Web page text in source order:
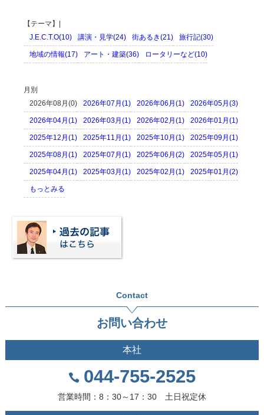
【テーマ】|
J.E.C.T.O(10)
講演・見学(24) 街あるき(21) 旅行記(30)
地域の情報(17) アート・建築(36) ロータリーなど(10)
月別
2026年08月(0)
2026年07月(1) 2026年06月(1) 2026年05月(3)
2026年04月(1) 2026年03月(1) 2026年02月(1) 2026年01月(1)
2025年12月(1) 2025年11月(1) 2025年10月(1) 2025年09月(1)
2025年08月(1) 2025年07月(1) 2025年06月(2) 2025年05月(1)
2025年04月(1) 2025年03月(1) 2025年02月(1) 2025年01月(2)
もっとみる
Contact
お問い合わせ
本社
044-755-2525
営業時間：8：30～17：30 土日祝定休